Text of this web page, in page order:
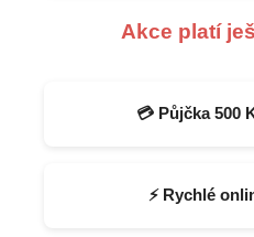
Akce platí
💳 Půjčka 500
⚡ Rychlé